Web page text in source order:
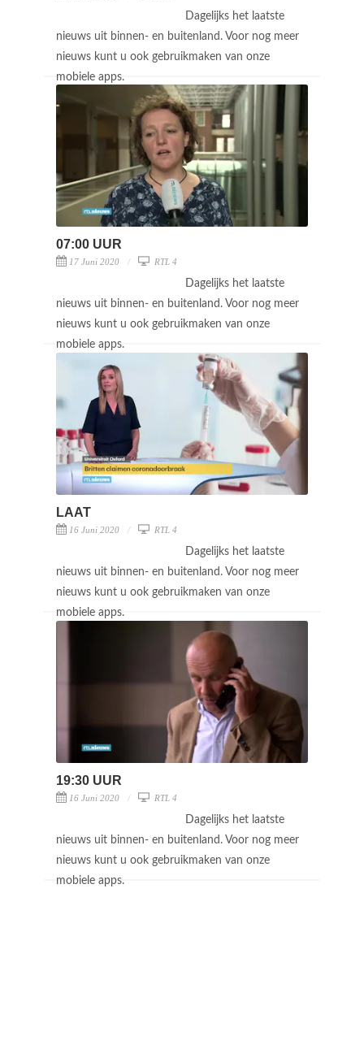
Dagelijks het laatste
nieuws uit binnen- en buitenland. Voor nog meer
nieuws kunt u ook gebruikmaken van onze
mobiele apps.
07:00 UUR
17 Juni 2020 RTL 4
Dagelijks het laatste
nieuws uit binnen- en buitenland. Voor nog meer
nieuws kunt u ook gebruikmaken van onze
mobiele apps.
LAAT
16 Juni 2020 RTL 4
Dagelijks het laatste
nieuws uit binnen- en buitenland. Voor nog meer
nieuws kunt u ook gebruikmaken van onze
mobiele apps.
19:30 UUR
16 Juni 2020 RTL 4
Dagelijks het laatste
nieuws uit binnen- en buitenland. Voor nog meer
nieuws kunt u ook gebruikmaken van onze
mobiele apps.